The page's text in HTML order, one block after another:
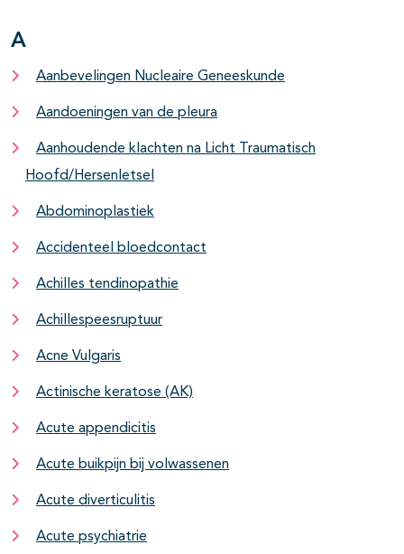
A
Aanbevelingen Nucleaire Geneeskunde
Aandoeningen van de pleura
Aanhoudende klachten na Licht Traumatisch
Hoofd/Hersenletsel
Abdominoplastiek
Accidenteel bloedcontact
Achilles tendinopathie
Achillespeesruptuur
Acne Vulgaris
Actinische keratose (AK)
Acute appendicitis
Acute buikpijn bij volwassenen
Acute diverticulitis
Acute psychiatrie